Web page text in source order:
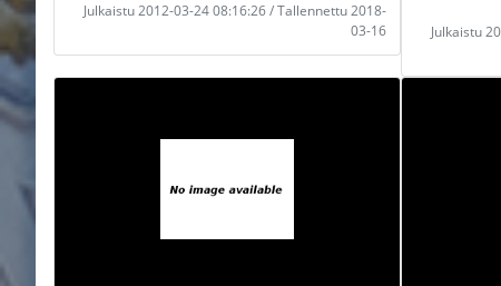
Julkaistu 2012-03-24 08:16:26 / Tallennettu 2018-
03-16
Julkaistu